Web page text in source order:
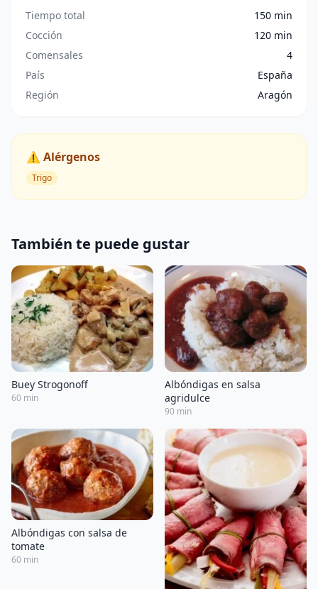
Tiempo total
150 min
Cocción
120 min
Comensales
4
País
España
Región
Aragón
⚠️ Alérgenos
Trigo
También te puede gustar
Buey Strogonoff
60 min
Albóndigas en salsa
agridulce
90 min
Albóndigas con salsa de
tomate
60 min